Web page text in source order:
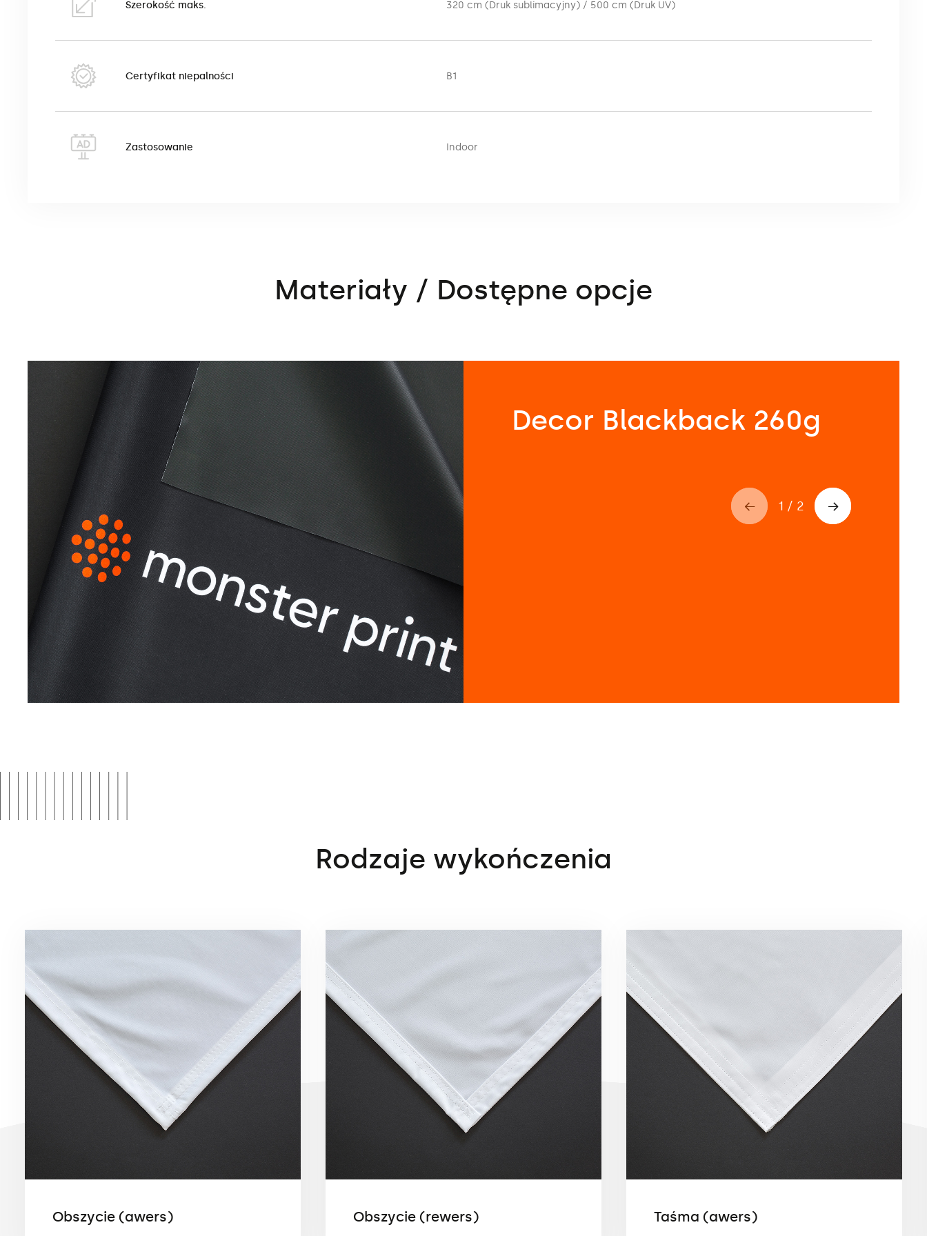
Szerokość maks. 320 cm (Druk sublimacyjny) / 500 cm (Druk UV)
Certyfikat niepalności B1
Zastosowanie Indoor
Materiały / Dostępne opcje
Decor Blackback 260g
1 / 2
Rodzaje wykończenia
Obszycie (awers) Obszycie (rewers) Taśma (awers)